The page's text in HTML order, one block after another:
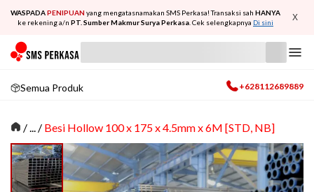
WASPADAPENIPUAN yang mengatasnamakan SMS Perkasa! Transaksi sah HANYA
ke rekening a/n PT. Sumber Makmur Surya Perkasa . Cek selengkapnya Di sini X
Semua Produk +628112689889
/... / Besi Hollow 100 x 175 x 4.5mm x 6M [STD, NB]